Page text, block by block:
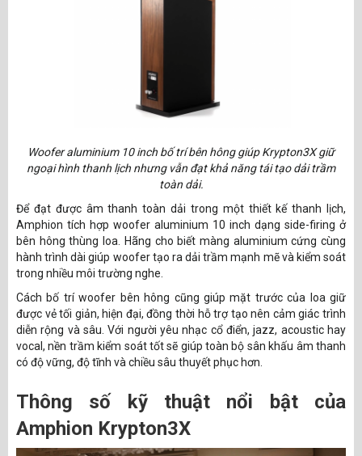
Woofer aluminium 10 inch bố trí bên hông giúp Krypton3X giữ
ngoại hình thanh lịch nhưng vẫn đạt khả năng tái tạo dải trầm
toàn dải.
Để đạt được âm thanh toàn dải trong một thiết kế thanh lịch,
Amphion tích hợp woofer aluminium 10 inch dạng side-firing ở
bên hông thùng loa. Hãng cho biết màng aluminium cứng cùng
hành trình dài giúp woofer tạo ra dải trầm mạnh mẽ và kiểm soát
trong nhiều môi trường nghe.
Cách bố trí woofer bên hông cũng giúp mặt trước của loa giữ
được vẻ tối giản, hiện đại, đồng thời hỗ trợ tạo nên cảm giác trình
diễn rộng và sâu. Với người yêu nhạc cổ điển, jazz, acoustic hay
vocal, nền trầm kiểm soát tốt sẽ giúp toàn bộ sân khấu âm thanh
có độ vững, độ tĩnh và chiều sâu thuyết phục hơn.
Thông số kỹ thuật nổi bật của
Amphion Krypton3X